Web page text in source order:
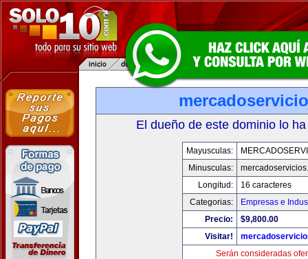
El dueño de este dominio lo
Mayusculas:
Minusculas:
Longitud:
16 caracteres
Categorias:
Empresas e
Precio:
$9,800.00
Visitar!
Serán consideradas